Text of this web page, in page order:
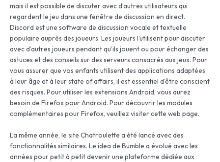
mais il est possible de discuter avec d’autres utilisateurs qui
regardent le jeu dans une fenêtre de discussion en direct.
Discord est une software de discussion vocale et textuelle
populaire auprès des joueurs. Les joueurs l’utilisent pour discuter
avec d’autres joueurs pendant qu’ils jouent ou pour échanger des
astuces et des conseils sur des serveurs consacrés aux jeux. Pour
vous assurer que vos enfants utilisent des applications adaptées
à leur âge et à leur state of affairs, il est essentiel d’être conscient
des risques. Pour utiliser les extensions Android, vous aurez
besoin de Firefox pour Android. Pour découvrir les modules
complémentaires pour Firefox, veuillez visiter cette web page.
La même année, le site Chatroulette a été lancé avec des
fonctionnalités similaires. Le idea de Bumble a évolué avec les
années pour petit à petit devenir une plateforme dédiée aux